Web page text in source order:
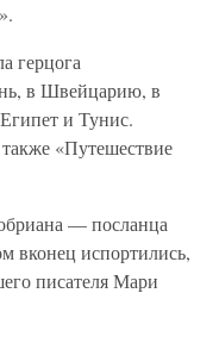
герцога
в Швейцарию, в
и Тунис.
«Путешествие
— посланца
вконец испортились,
писателя Мари